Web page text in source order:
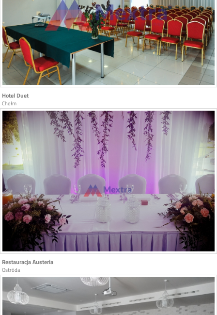
Hotel Duet
Chełm
Restauracja Austeria
Ostróda